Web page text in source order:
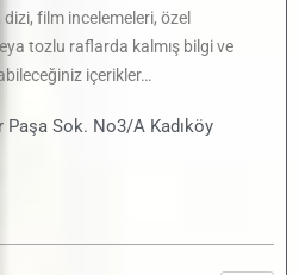
film incelemeleri, özel
tozlu raflarda kalmış bilgi ve
içerikler…
Paşa Sok. No3/A Kadıköy